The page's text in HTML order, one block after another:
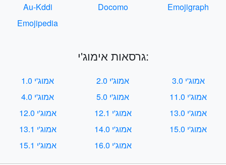
Au-Kddi
Docomo
Emojigraph
Emojipedia
גרסאות אימוג'י:
אמוג'י 1.0 אמוג'י 2.0
אמוג'י 3.0
אמוג'י 4.0
אמוג'י 5.0
אמוג'י 11.0
אמוג'י 12.0
אמוג'י 12.1
אמוג'י 13.0
אמוג'י 13.1
אמוג'י 14.0
אמוג'י 15.0
אמוג'י 15.1
אמוג'י 16.0